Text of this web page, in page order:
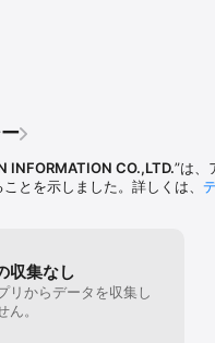
INFORMATION CO.,LTD.”は、
とを示しました。詳しくは、
収集なし
リからデータを収集し
ん。